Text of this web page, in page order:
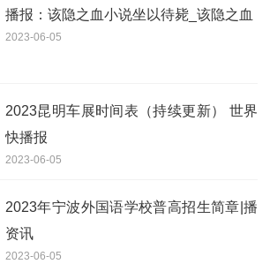
播报：该隐之血小说坐以待毙_该隐之血
2023-06-05
2023昆明车展时间表（持续更新） 世界
快播报
2023-06-05
2023年宁波外国语学校普高招生简章|播
资讯
2023-06-05